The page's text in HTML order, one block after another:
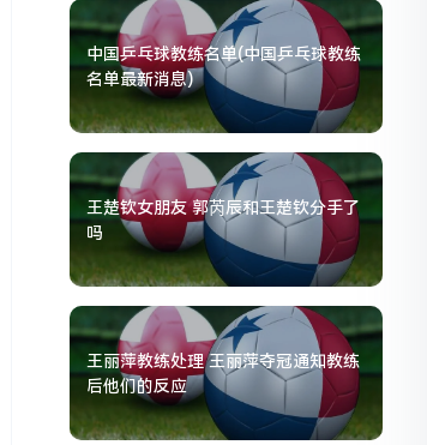
中国乒乓球教练名单(中国乒乓球教练
名单最新消息)
王楚钦女朋友 郭芮辰和王楚钦分手了
吗
王丽萍教练处理 王丽萍夺冠通知教练
后他们的反应